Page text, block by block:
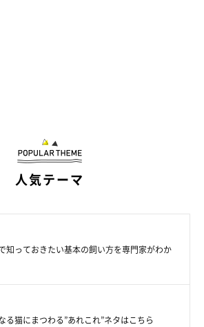
人気テーマ
知っておきたい基本の飼い方を専門家がわか
る猫にまつわる”あれこれ”ネタはこちら